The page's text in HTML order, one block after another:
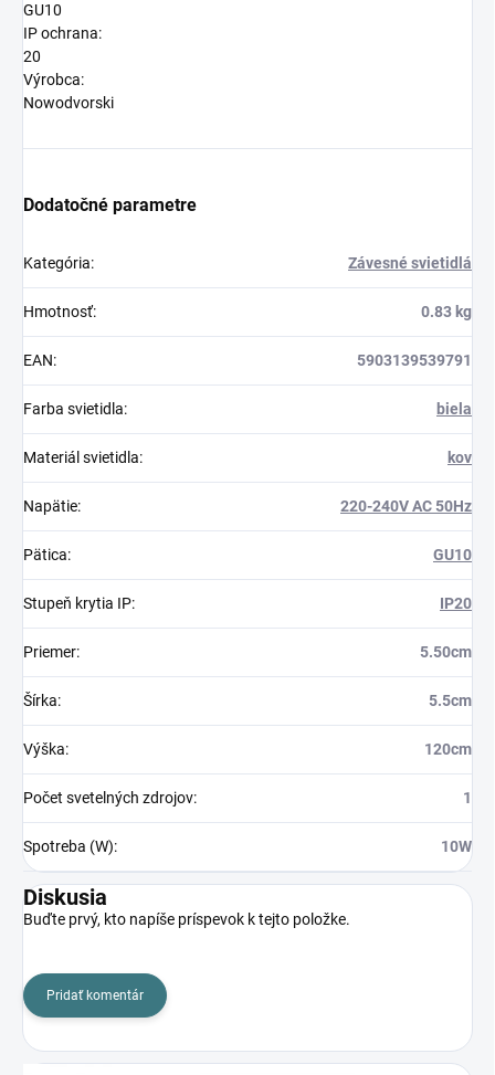
GU10
IP ochrana:
20
Výrobca:
Nowodvorski
Dodatočné parametre
Kategória: Závesné svietidlá
Hmotnosť: 0.83 kg
EAN: 5903139539791
Farba svietidla: biela
Materiál svietidla: kov
Napätie: 220-240V AC 50Hz
Pätica: GU10
Stupeň krytia IP: IP20
Priemer: 5.50cm
Šírka: 5.5cm
Výška: 120cm
Počet svetelných zdrojov: 1
Spotreba (W): 10W
Diskusia
Buďte prvý, kto napíše príspevok k tejto položke.
Pridať komentár